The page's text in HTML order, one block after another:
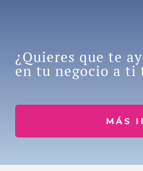
¿Quieres que te
en tu negocio a ti
MÁS